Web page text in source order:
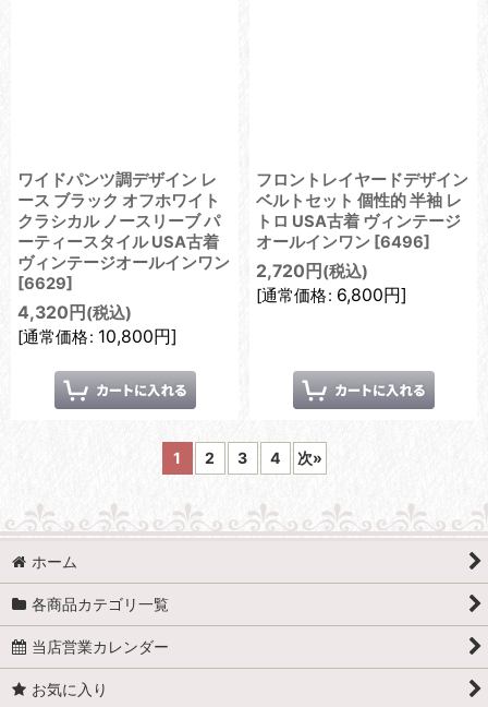
ワイドパンツ調デザイン レ
ース ブラック オフホワイト
クラシカル ノースリーブ パ
ーティースタイル USA古着
ヴィンテージオールインワン
[6629]
4,320 円 (税込)
[通常価格: 10,800円]
フロントレイヤードデザイン
ベルトセット 個性的 半袖 レ
トロ USA古着 ヴィンテージ
オールインワン [6496]
2,720 円 (税込)
[通常価格: 6,800円]
1 2 3 4 次»
ホーム
各商品カテゴリ一覧
当店営業カレンダー
お気に入り